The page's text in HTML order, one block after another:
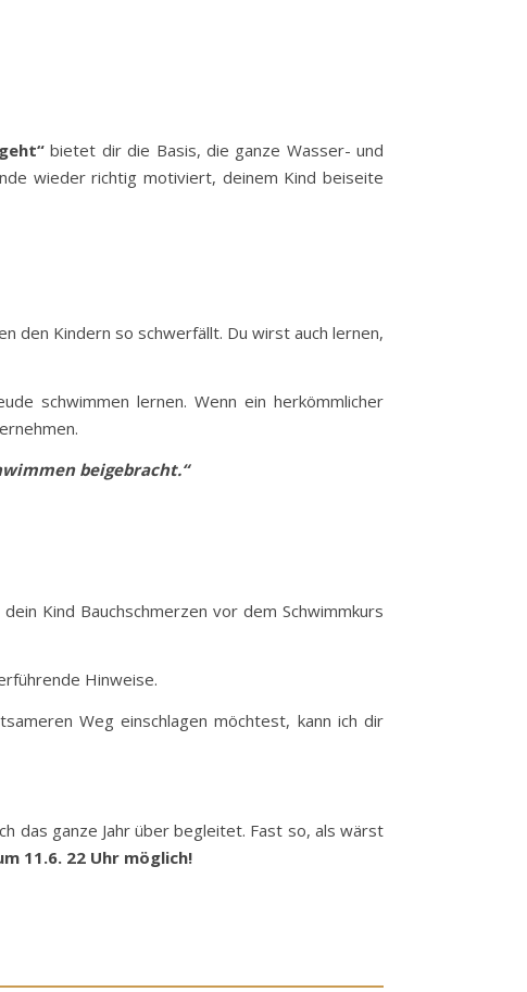
bietet dir die Basis, die ganze Wasser- und
wieder richtig motiviert, deinem Kind beiseite
den Kindern so schwerfällt. Du wirst auch lernen,
schwimmen lernen. Wenn ein herkömmlicher
beigebracht.“
Kind Bauchschmerzen vor dem Schwimmkurs
Hinweise.
Weg einschlagen möchtest, kann ich dir
das ganze Jahr über begleitet. Fast so, als wärst
11.6. 22 Uhr möglich!